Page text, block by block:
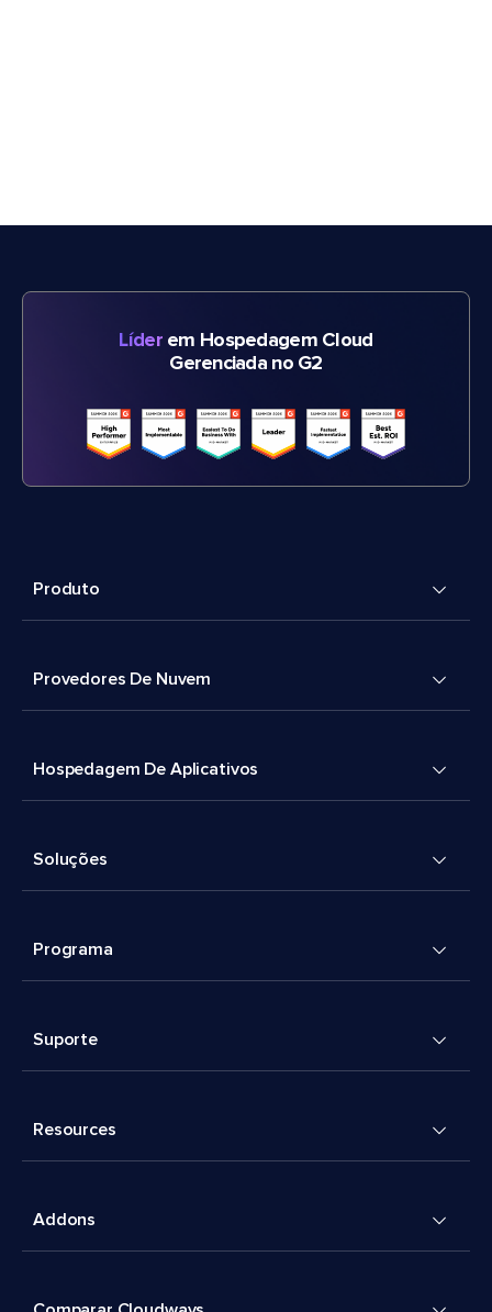
Líderem Hospedagem Cloud
Gerenciada no G2
Produto
Provedores De Nuvem
Hospedagem De Aplicativos
Soluções
Programa
Suporte
Resources
Addons